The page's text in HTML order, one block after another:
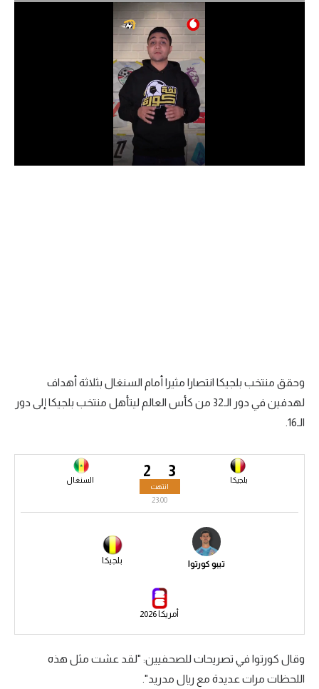
الدوري السعودي للمحترفين
دوري أبطال إفريقيا
سعودي في الجول
الدوري الإنجليزي
دوري أبطال أوروبا
كرة طائرة
وحقق منتخب بلجيكا انتصارا مثيرا أمام السنغال بثلاثة أهداف
لهدفين في دور الـ32 من كأس العالم ليتأهل منتخب بلجيكا إلى دور
الـ16.
3 بلجيكا 2 السنغال
انتهت
23:00
تيبو كورتوا بلجيكا
أمريكا 2026
وقال كورتوا في تصريحات للصحفيين: "لقد عشت مثل هذه
اللحظات مرات عديدة مع ريال مدريد".